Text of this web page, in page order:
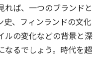
れば、一つのブランドと
史、フィンランドの文化
ルの変化などの背景と深
なるでしょう。時代を超